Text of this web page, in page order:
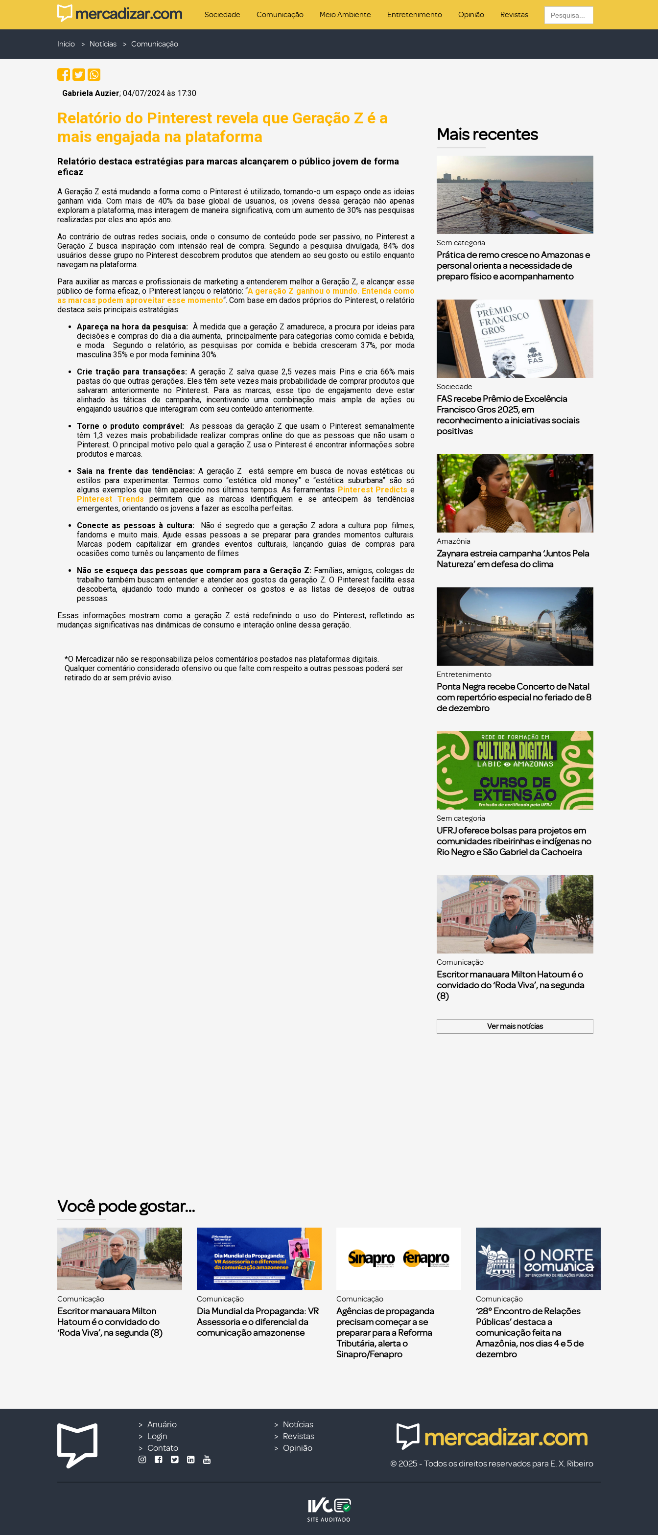
Sociedade Comunicação Meio Ambiente Entretenimento Opinião Revistas
Search
for:
Inicio Notícias Comunicação
Gabriela Auzier; 04/07/2024 às 17:30
Relatório do Pinterest revela que Geração Z é a
mais engajada na plataforma
Relatório destaca estratégias para marcas alcançarem o público jovem de forma
eficaz
A Geração Z está mudando a forma como o Pinterest é utilizado, tornando-o um espaço onde as ideias
ganham vida. Com mais de 40% da base global de usuarios, os jovens dessa geração não apenas
exploram a plataforma, mas interagem de maneira significativa, com um aumento de 30% nas pesquisas
realizadas por eles ano após ano.
Ao contrário de outras redes sociais, onde o consumo de conteúdo pode ser passivo, no Pinterest a
Geração Z busca inspiração com intensão real de compra. Segundo a pesquisa divulgada, 84% dos
usuários desse grupo no Pinterest descobrem produtos que atendem ao seu gosto ou estilo enquanto
navegam na plataforma.
Para auxiliar as marcas e profissionais de marketing a entenderem melhor a Geração Z, e alcançar esse
público de forma eficaz, o Pinterest lançou o relatório: “A geração Z ganhou o mundo. Entenda como
as marcas podem aproveitar esse momento“. Com base em dados próprios do Pinterest, o relatório
destaca seis principais estratégias:
Apareça na hora da pesquisa: À medida que a geração Z amadurece, a procura por ideias para
decisões e compras do dia a dia aumenta, principalmente para categorias como comida e bebida,
e moda. Segundo o relatório, as pesquisas por comida e bebida cresceram 37%, por moda
masculina 35% e por moda feminina 30%.
Crie tração para transações: A geração Z salva quase 2,5 vezes mais Pins e cria 66% mais
pastas do que outras gerações. Eles têm sete vezes mais probabilidade de comprar produtos que
salvaram anteriormente no Pinterest. Para as marcas, esse tipo de engajamento deve estar
alinhado às táticas de campanha, incentivando uma combinação mais ampla de ações ou
engajando usuários que interagiram com seu conteúdo anteriormente.
Torne o produto comprável: As pessoas da geração Z que usam o Pinterest semanalmente
têm 1,3 vezes mais probabilidade realizar compras online do que as pessoas que não usam o
Pinterest. O principal motivo pelo qual a geração Z usa o Pinterest é encontrar informações sobre
produtos e marcas.
Saia na frente das tendências: A geração Z está sempre em busca de novas estéticas ou
estilos para experimentar. Termos como “estética old money” e “estética suburbana” são só
alguns exemplos que têm aparecido nos últimos tempos. As ferramentas Pinterest Predicts e
Pinterest Trends permitem que as marcas identifiquem e se antecipem às tendências
emergentes, orientando os jovens a fazer as escolha perfeitas.
Conecte as pessoas à cultura:
Não é segredo que a geração Z adora a cultura pop: filmes,
fandoms e muito mais. Ajude essas pessoas a se preparar para grandes momentos culturais.
Marcas podem capitalizar em grandes eventos culturais, lançando guias de compras para
ocasiões como turnês ou lançamento de filmes
Não se esqueça das pessoas que compram para a Geração Z: Famílias, amigos, colegas de
trabalho também buscam entender e atender aos gostos da geração Z. O Pinterest facilita essa
descoberta, ajudando todo mundo a conhecer os gostos e as listas de desejos de outras
pessoas.
Essas informações mostram como a geração Z está redefinindo o uso do Pinterest, refletindo as
mudanças significativas nas dinâmicas de consumo e interação online dessa geração.
*O Mercadizar não se responsabiliza pelos comentários postados nas plataformas digitais.
Qualquer comentário considerado ofensivo ou que falte com respeito a outras pessoas poderá ser
retirado do ar sem prévio aviso.
Mais recentes
Sem categoria
Prática de remo cresce no Amazonas e
personal orienta a necessidade de
preparo físico e acompanhamento
Sociedade
FAS recebe Prêmio de Excelência
Francisco Gros 2025, em
reconhecimento a iniciativas sociais
positivas
Amazônia
Zaynara estreia campanha ‘Juntos Pela
Natureza’ em defesa do clima
Entretenimento
Ponta Negra recebe Concerto de Natal
com repertório especial no feriado de 8
de dezembro
Sem categoria
UFRJ oferece bolsas para projetos em
comunidades ribeirinhas e indígenas no
Rio Negro e São Gabriel da Cachoeira
Comunicação
Escritor manauara Milton Hatoum é o
convidado do ‘Roda Viva’, na segunda
(8)
Ver mais notícias
Você pode gostar...
Comunicação
Escritor manauara Milton
Hatoum é o convidado do
‘Roda Viva’, na segunda (8)
Comunicação
Dia Mundial da Propaganda: VR
Assessoria e o diferencial da
comunicação amazonense
Comunicação
Agências de propaganda
precisam começar a se
preparar para a Reforma
Tributária, alerta o
Sinapro/Fenapro
Comunicação
‘28° Encontro de Relações
Públicas’ destaca a
comunicação feita na
Amazônia, nos dias 4 e 5 de
dezembro
Anuário
Login
Contato
Notícias
Revistas
Opinião
© 2025 - Todos os direitos reservados para E. X. Ribeiro